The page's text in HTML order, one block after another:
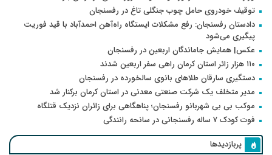
توقیف خودروی حامل چوب جنگلی تاغ در رفسنجان
دادستان رفسنجان: رفع مشکلات ایستگاه راه‌آهن احمدآباد با قید فوریت
پیگیری می‌شود
عکس| همایش جاماندگان اربعین در رفسنجان
۱۱۰ هزار زائر استان کرمان راهی سفر اربعین شدند
دستگیری سارقان طلاهای بانوی سالخورده در رفسنجان
مدیر متخلف یک شرکت صنعتی معدنی در استان کرمان برکنار شد
موکب بی بی شهربانو رفسنجان؛ پناهگاهی برای زائران نزدیک قتلگاه
فوت کودک ۷ ساله رفسنجانی در سانحه رانندگی
پربازدیدها